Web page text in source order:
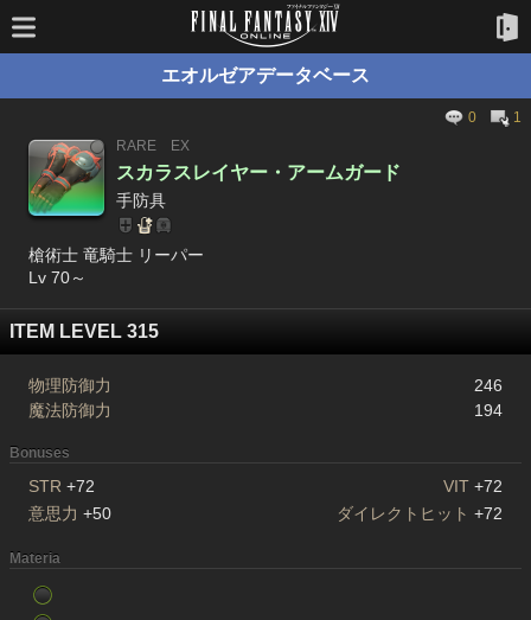
エオルゼアデータベース
0
1
RARE
EX
スカラスレイヤー・アームガード
手防具
槍術士 竜騎士 リーパー
Lv 70～
ITEM LEVEL 315
物理防御力
246
魔法防御力
194
Bonuses
STR +72 VIT +72
意思力 +50 ダイレクトヒット +72
Materia